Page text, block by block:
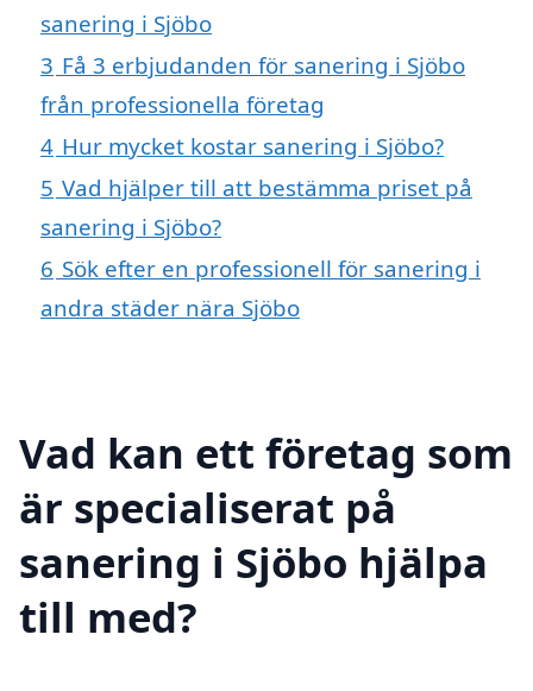
sanering i Sjöbo
3 Få 3 erbjudanden för sanering i Sjöbo
från professionella företag
4 Hur mycket kostar sanering i Sjöbo?
5 Vad hjälper till att bestämma priset på
sanering i Sjöbo?
6 Sök efter en professionell för sanering i
andra städer nära Sjöbo
Vad kan ett företag som
är specialiserat på
sanering i Sjöbo hjälpa
till med?